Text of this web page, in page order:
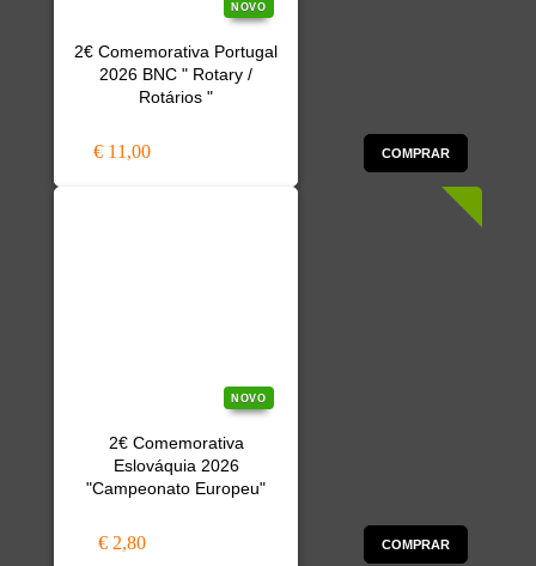
NOVO
2€ Comemorativa Portugal
2026 BNC " Rotary /
Rotários "
€ 11,00 COMPRAR
NOVO
2€ Comemorativa
Eslováquia 2026
"Campeonato Europeu"
€ 2,80 COMPRAR